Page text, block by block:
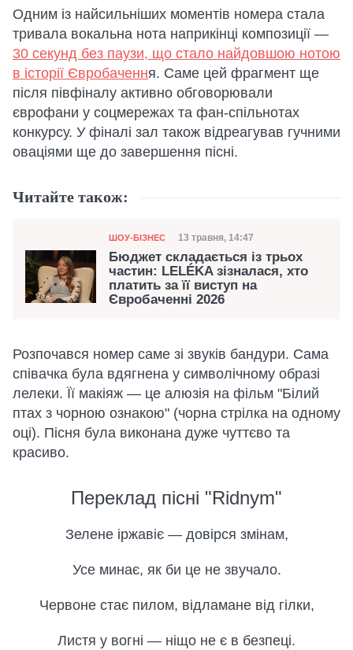
Одним із найсильніших моментів номера стала
тривала вокальна нота наприкінці композиції —
30 секунд без паузи, що стало найдовшою нотою
в історії Євробачення. Саме цей фрагмент ще
після півфіналу активно обговорювали
єврофани у соцмережах та фан-спільнотах
конкурсу. У фіналі зал також відреагував гучними
оваціями ще до завершення пісні.
Читайте також:
Категорія
ШОУ-БІЗНЕС Дата публікації
13 травня, 14:47
Бюджет складається із трьох
частин: LELÉKA зізналася, хто
платить за її виступ на
Євробаченні 2026
Розпочався номер саме зі звуків бандури. Сама
співачка була вдягнена у символічному образі
лелеки. Її макіяж — це алюзія на фільм "Білий
птах з чорною ознакою" (чорна стрілка на одному
оці). Пісня була виконана дуже чуттєво та
красиво.
Переклад пісні "Ridnym"
Зелене іржавіє — довірся змінам,
Усе минає, як би це не звучало.
Червоне стає пилом, відламане від гілки,
Листя у вогні — ніщо не є в безпеці.